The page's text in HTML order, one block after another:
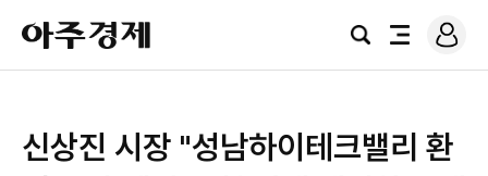
아
주
경
검
전
로
그
신상진 시장 "성남하이테크밸리 환